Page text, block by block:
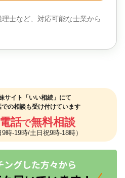
士など、対応可能な士業から
サイト「いい相続」にて
での相談も受け付けています
電話で無料相談
9時-19時/土日祝9時-18時）